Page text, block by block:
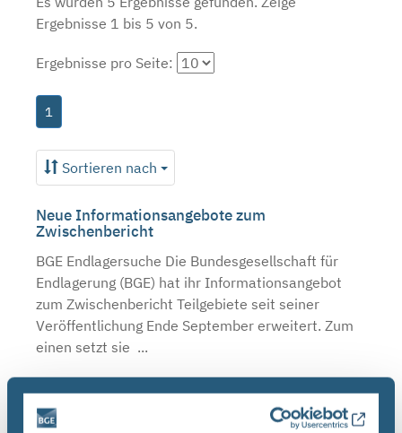
Ergebnisse 1 bis 5 von 5.
Ergebnisse pro Seite:
1
Sortieren nach
Neue Informationsangebote zum
Zwischenbericht
BGE Endlagersuche Die Bundesgesellschaft für
Endlagerung (BGE) hat ihr Informationsangebot
zum Zwischenbericht Teilgebiete seit seiner
Veröffentlichung Ende September erweitert. Zum
einen setzt sie ...
Endlagersuche: Neue Aufgaben, neue Struktur